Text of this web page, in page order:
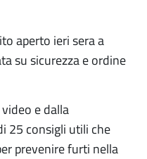
aperto ieri sera a
su sicurezza e ordine
e dalla
25 consigli utili che
prevenire furti nella